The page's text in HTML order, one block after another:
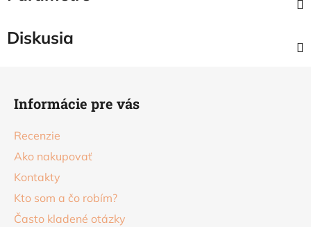
Diskusia
Informácie pre vás
Recenzie
Ako nakupovať
Kontakty
Kto som a čo robím?
Často kladené otázky